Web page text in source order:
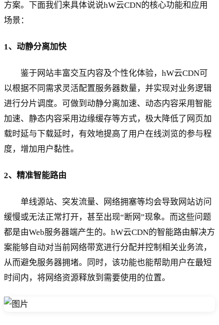
方案。下面我们来具体说说hW云CDN的核心功能和应用
场景：
1、动静分离加快
鉴于网站丰富交互内容及个性化体验，hW云CDN可
以根据不同需求灵活配置服务器数量，并实现对业务逻辑
进行分片调度。可做到动静分离加速、动态内容采用智能
加速、静态内容采用边缘缓存等方式，极大降低了网页加
载时延与下载延时，有效地提高了用户在线浏览的参与程
度，增加用户黏性。
2、精准智能路由
单线源站、突发流量、网络拥塞等均会导致网站访问
缓慢或无法正常打开，甚至出现“断网”现象。而这些问题
都是由Web服务器端产生的。hW云CDN的智能路由解决方
案能够自动对当前网络带宽进行分配并控制相关业务流，
从而避免服务器拥堵。同时，该功能也能帮助用户在最短
时间内，将网络资源释放到需要使用的位置。